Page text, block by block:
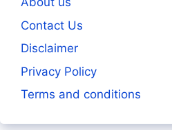
Contact Us
Disclaimer
Privacy Policy
Terms and conditions